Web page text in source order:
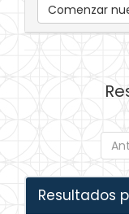
Comenzar
Resultados